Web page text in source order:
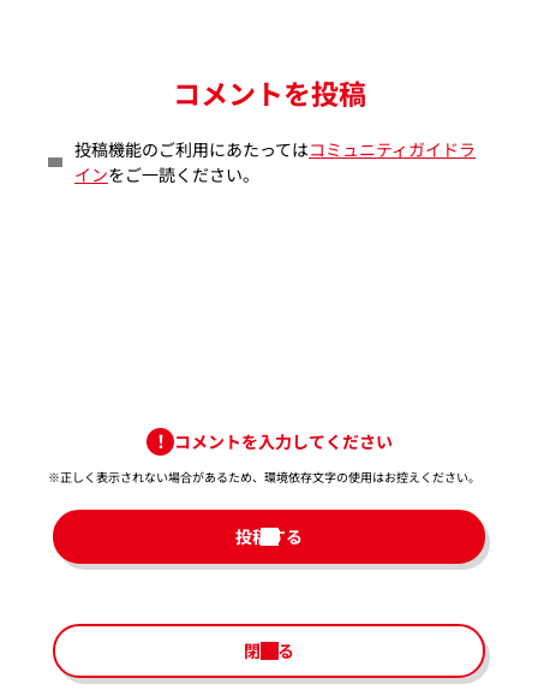
コメントを投稿
投稿機能のご利用にあたってはコミュニティガイドラ
インをご一読ください。
コメントを入力してください
※正しく表示されない場合があるため、環境依存文字の使用はお控えください。​
投稿する
閉じる